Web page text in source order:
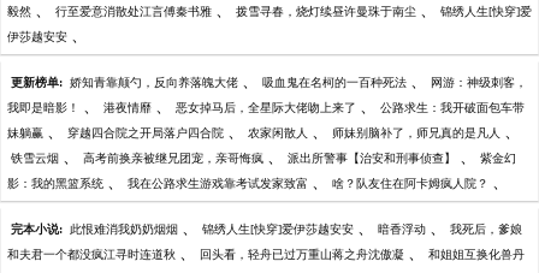
毅然 、 行至爱意消散处江言傅秦书雅 、 拨雪寻春，烧灯续昼许曼珠于南尘 、 锦绣人生[快穿]爱
伊莎越安安 、
更新榜单: 娇知青靠颠勺，反向养落魄大佬 、 吸血鬼在名柯的一百种死法 、 网游：神级刺客，
我即是暗影！ 、 港夜情靡 、 恶女掉马后，全星际大佬吻上来了 、 公路求生：我开破面包车带
妹躺赢 、 穿越四合院之开局落户四合院 、 农家闲散人 、 师妹别脑补了，师兄真的是凡人 、
铁雪云烟 、 高考前换亲被继兄团宠，亲哥悔疯 、 派出所警事【治安和刑事侦查】 、 紫金幻
影：我的黑篮系统 、 我在公路求生游戏靠考试发家致富 、 啥？队友住在阿卡姆疯人院？ 、
完本小说: 此恨难消我奶奶烟烟 、 锦绣人生[快穿]爱伊莎越安安 、 暗香浮动 、 我死后，爹娘
和夫君一个都没疯江寻时连道秋 、 回头看，轻舟已过万重山蒋之舟沈傲凝 、 和姐姐互换化兽丹